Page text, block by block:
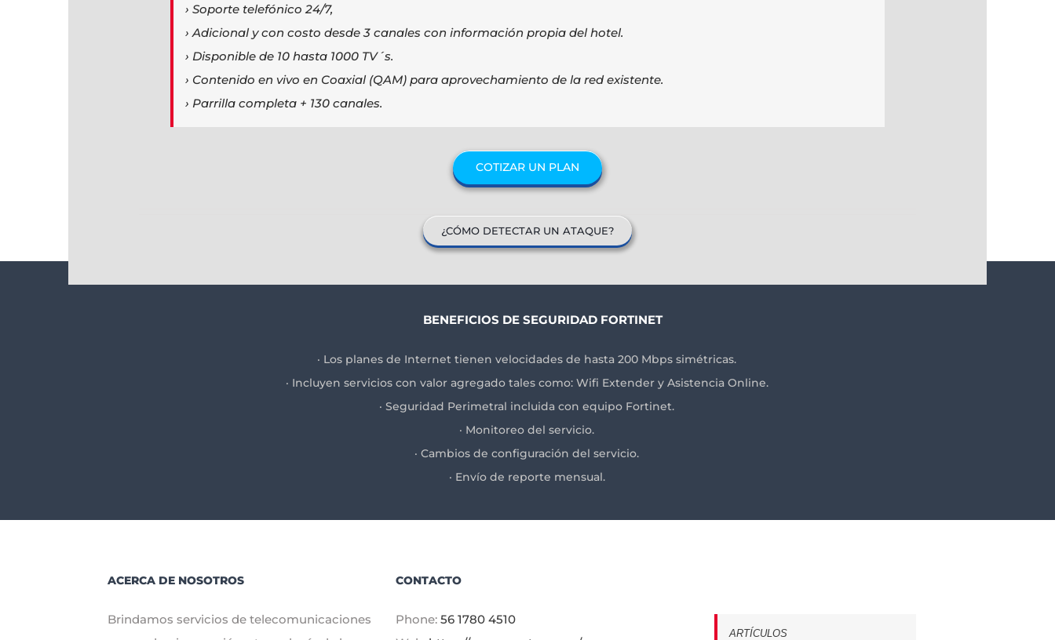
› Soporte telefónico 24/7,
› Adicional y con costo desde 3 canales con información propia del hotel.
› Disponible de 10 hasta 1000 TV´s.
› Contenido en vivo en Coaxial (QAM) para aprovechamiento de la red existente.
› Parrilla completa + 130 canales.
COTIZAR UN PLAN
¿CÓMO DETECTAR UN ATAQUE?
BENEFICIOS DE SEGURIDAD FORTINET
· Los planes de Internet tienen velocidades de hasta 200 Mbps simétricas.
· Incluyen servicios con valor agregado tales como: Wifi Extender y Asistencia Online.
· Seguridad Perimetral incluida con equipo Fortinet.
· Monitoreo del servicio.
· Cambios de configuración del servicio.
· Envío de reporte mensual.
ACERCA DE NOSOTROS
Brindamos servicios de telecomunicaciones
CONTACTO
Phone: 56 1780 4510
ARTÍCULOS